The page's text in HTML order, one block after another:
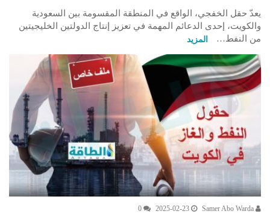
يعدّ حقل الخفجي، الواقع في المنطقة المقسومة بين السعودية
والكويت، إحدى الدعائم المهمة في تعزيز إنتاج الدولتين الخليجيتين
من النفط…
المزيد
2025-02-23
0